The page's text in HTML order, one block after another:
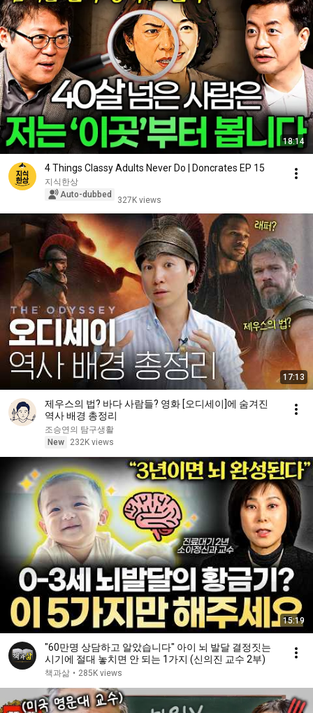
18:14
4 Things Classy Adults Never Do | Doncrates EP 15
지식한상
Auto-dubbed
327K views
17:13
제우스의 법? 바다 사람들? 영화 [오디세이]에 숨겨진
역사 배경 총정리
조승연의 탐구생활
New
232K views
15:19
"60만명 상담하고 알았습니다" 아이 뇌 발달 결정짓는
시기에 절대 놓치면 안 되는 1가지 (신의진 교수 2부)
책과삶 • 285K views